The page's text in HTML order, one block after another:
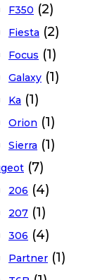
F350 (2)
Fiesta (2)
Focus (1)
Galaxy (1)
Ka (1)
Orion (1)
Sierra (1)
(7)
206 (4)
207 (1)
306 (4)
Partner (1)